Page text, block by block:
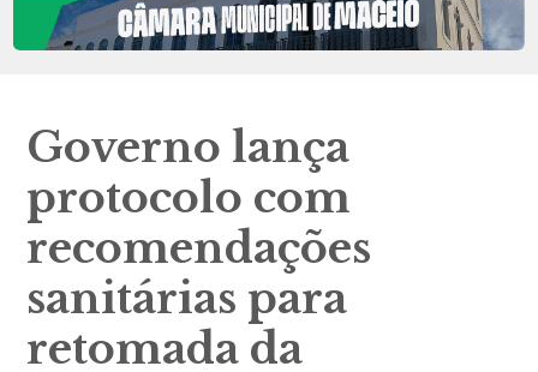
Governo lança
protocolo com
recomendações
sanitárias para
retomada da